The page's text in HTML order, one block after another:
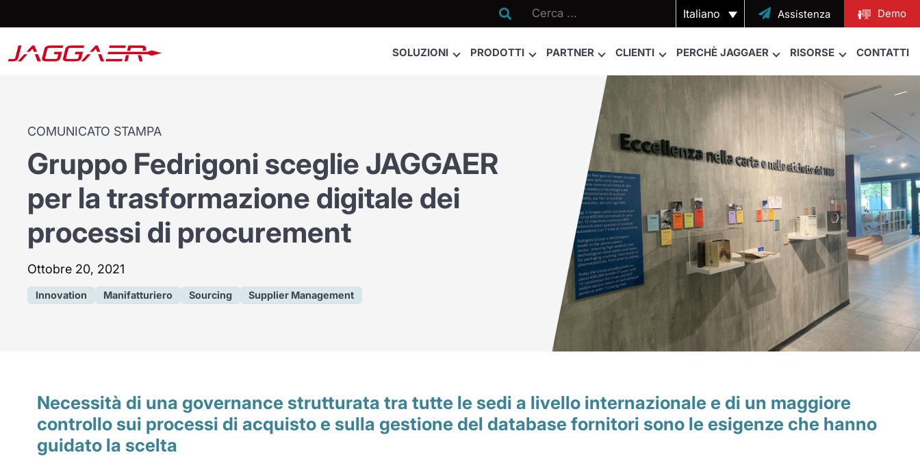
 Italiano  Assistenza Demo
SOLUZIONI PRODOTTI PARTNER CLIENTI PERCHÈ JAGGAER RISORSE CONTATTI
COMUNICATO STAMPA
Gruppo Fedrigoni sceglie JAGGAER
per la trasformazione digitale dei
processi di procurement
Ottobre 20, 2021
Innovation Manifatturiero Sourcing Supplier Management
Necessità di una governance strutturata tra tutte le sedi a livello internazionale e di un maggiore
controllo sui processi di acquisto e sulla gestione del database fornitori sono le esigenze che hanno
guidato la scelta